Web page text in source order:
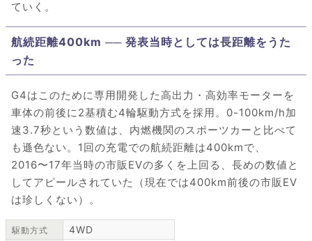
ていく。
航続距離400km ── 発表当時としては長距離をうた
った
G4はこのために専用開発した高出力・高効率モーターを
車体の前後に2基積む4輪駆動方式を採用。0-100km/h加
速3.7秒という数値は、内燃機関のスポーツカーと比べて
も遜色ない。1回の充電での航続距離は400kmで、
2016〜17年当時の市販EVの多くを上回る、長めの数値と
してアピールされていた（現在では400km前後の市販EV
は珍しくない）。
駆動方式 4WD